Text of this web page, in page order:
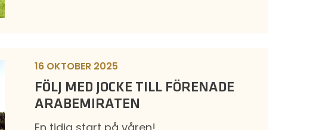
16 OKTOBER 2025
FÖLJ MED JOCKE TILL FÖRENADE
ARABEMIRATEN